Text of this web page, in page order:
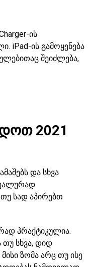
ის
iPad-ის გამოყენება
შეიძლება,
2021
და სხვა
სად აპირებთ
პრაქტიკულია.
თუ სხვა, დიდ
ზომა არც თუ ისე